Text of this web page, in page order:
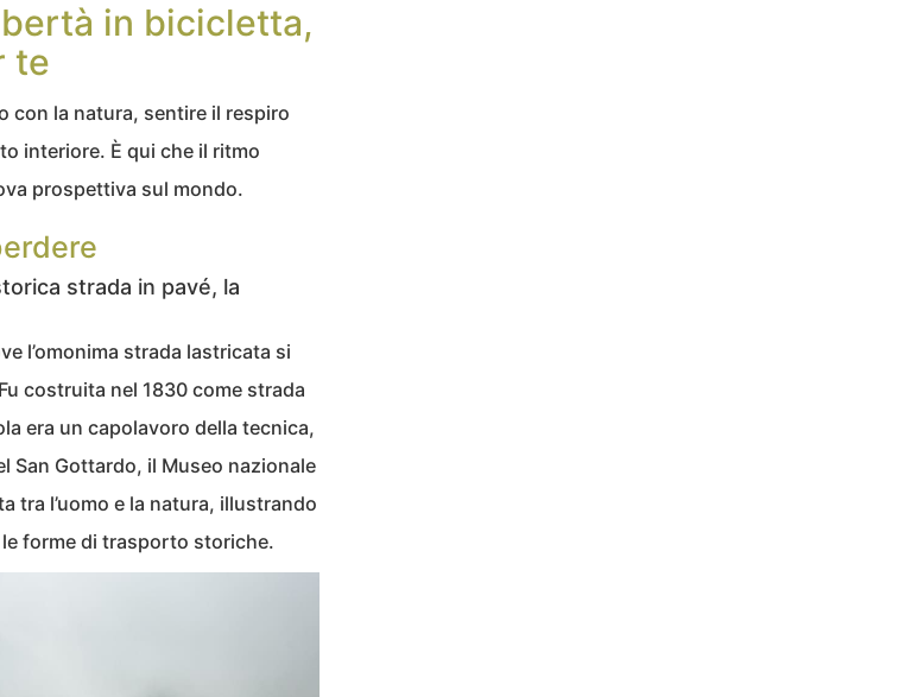
in bicicletta,
te
con la natura, sentire il respiro
interiore. È qui che il ritmo
prospettiva sul mondo.
strada in pavé, la
l’omonima strada lastricata si
costruita nel 1830 come strada
era un capolavoro della tecnica,
San Gottardo, il Museo nazionale
tra l’uomo e la natura, illustrando
forme di trasporto storiche.